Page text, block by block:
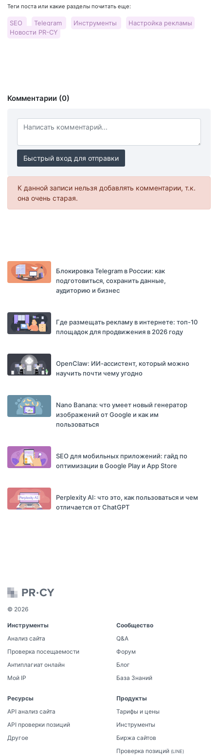
Теги поста или какие разделы почитать еще:
SEO Telegram Инструменты
Настройка рекламы
Новости PR-CY
Комментарии (0)
Быстрый вход для отправки
К данной записи нельзя добавлять комментарии, т.к.
она очень старая.
Блокировка Telegram в России: как
подготовиться, сохранить данные,
аудиторию и бизнес
Где размещать рекламу в интернете: топ-10
площадок для продвижения в 2026 году
OpenClaw: ИИ-ассистент, который можно
научить почти чему угодно
Nano Banana: что умеет новый генератор
изображений от Google и как им
пользоваться
SEO для мобильных приложений: гайд по
оптимизации в Google Play и App Store
Perplexity AI: что это, как пользоваться и чем
отличается от ChatGPT
© 2026
Инструменты
Анализ сайта
Проверка посещаемости
Антиплагиат онлайн
Мой IP
Сообщество
Q&A
Форум
Блог
База Знаний
Ресурсы
API анализ сайта
API проверки позиций
Другое
Продукты
Тарифы и цены
Инструменты
Биржа сайтов
Проверка позиций (LINE)